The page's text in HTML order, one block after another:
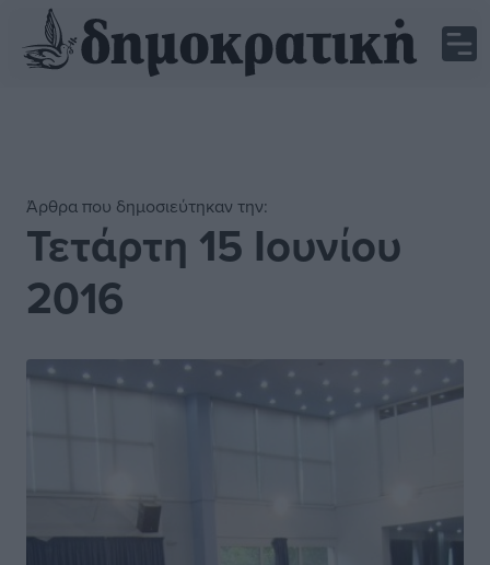
Άρθρα που δημοσιεύτηκαν την:
Τετάρτη 15 Ιουνίου
2016